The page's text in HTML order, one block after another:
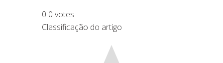
0 0 votes
Classificação do artigo